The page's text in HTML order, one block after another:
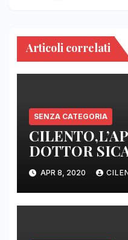
Articoli correlati
SENZA CATEGORIA
DOTTOR
DI BASE
E SENZA
APR 8, 2020